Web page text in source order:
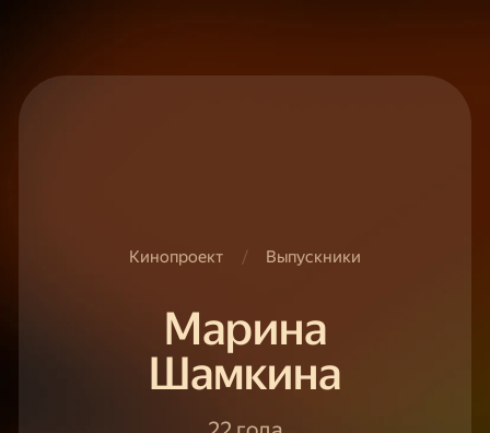
Кинопроект / Выпускники
Марина
Шамкина